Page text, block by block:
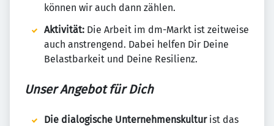
können wir auch dann zählen.
Aktivität: Die Arbeit im dm-Markt ist zeitweise
auch anstrengend. Dabei helfen Dir Deine
Belastbarkeit und Deine Resilienz.
Unser Angebot für Dich
Die dialogische Unternehmenskulturist das